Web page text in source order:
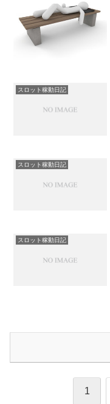
スロット稼動日記
スロット稼動日記
スロット稼動日記
1